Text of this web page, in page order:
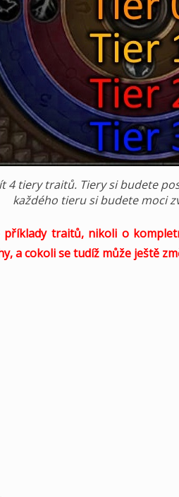
4 tiery traitů. Tiery si budete
každého tieru si budete moci
příklady traitů, nikoli o
a cokoli se tudíž může ještě